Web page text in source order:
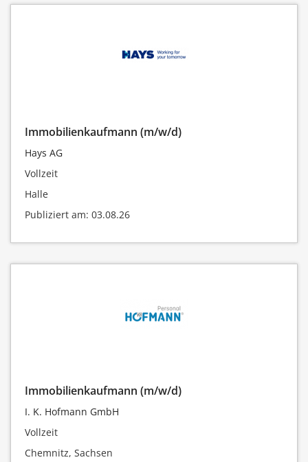
Immobilienkaufmann (m/w/d)
Hays AG
Vollzeit
Halle
Publiziert am: 03.08.26
Immobilienkaufmann (m/w/d)
I. K. Hofmann GmbH
Vollzeit
Chemnitz, Sachsen